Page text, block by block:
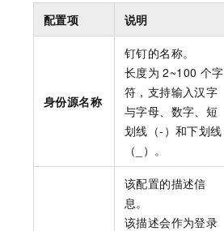
配置项 说明
身份源名称
钉钉的名称。
长度为 2~100 个字
符，支持输入汉字
与字母、数字、短
划线（-）和下划线
（_）。
该配置的描述信
息。
该描述会作为登录